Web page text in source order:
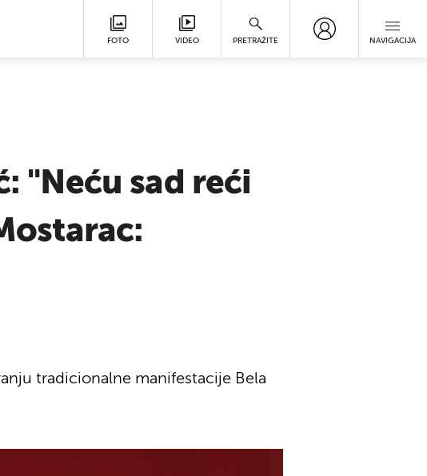
FOTO VIDEO PRETRAŽITE NAVIGACIJA
"Neću sad reći
tradicionalne manifestacije Bela